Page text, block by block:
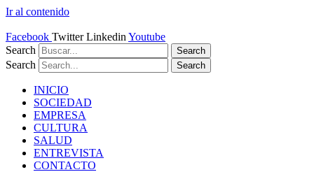
Ir al contenido
Facebook Twitter Linkedin Youtube
Search
Search
Search Search
INICIO
SOCIEDAD
EMPRESA
CULTURA
SALUD
ENTREVISTA
CONTACTO